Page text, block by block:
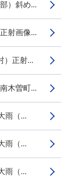
）斜め...
射画像...
）正射...
木曽町...
雨（...
雨（...
雨（...